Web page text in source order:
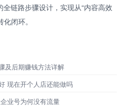
链路步骤设计，实现从“内容高效
闭环。
及后期赚钱方法详解
现在开个人店还能做吗
业号为何没有流量